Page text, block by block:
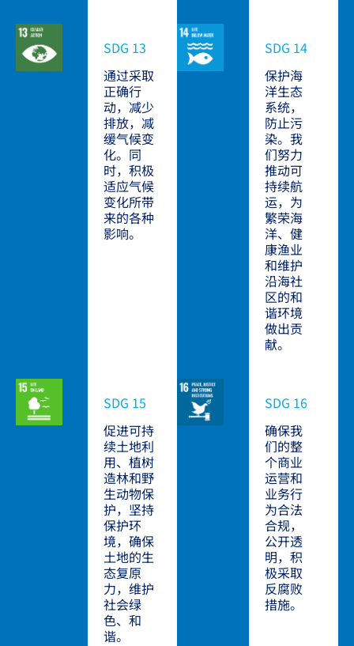
SDG 13
通过采取
正确行
动，减少
排放，减
缓气候变
化。同
时，积极
适应气候
变化所带
来的各种
影响。
SDG 14
保护海
洋生态
系统，
防止污
染。我
们努力
推动可
持续航
运，为
繁荣海
洋、健
康渔业
和维护
沿海社
区的和
谐环境
做出贡
献。
SDG 15
促进可持
续土地利
用、植树
造林和野
生动物保
护，坚持
保护环
境，确保
土地的生
态复原
力，维护
社会绿
色、和
谐。
SDG 16
确保我
们的整
个商业
运营和
业务行
为合法
合规，
公开透
明，积
极采取
反腐败
措施。